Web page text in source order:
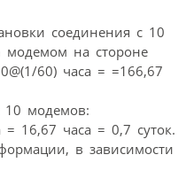
соединения с 10
на стороне
60) часа = =166,67
модемов:
= 16,67 часа = 0,7 суток.
в зависимости